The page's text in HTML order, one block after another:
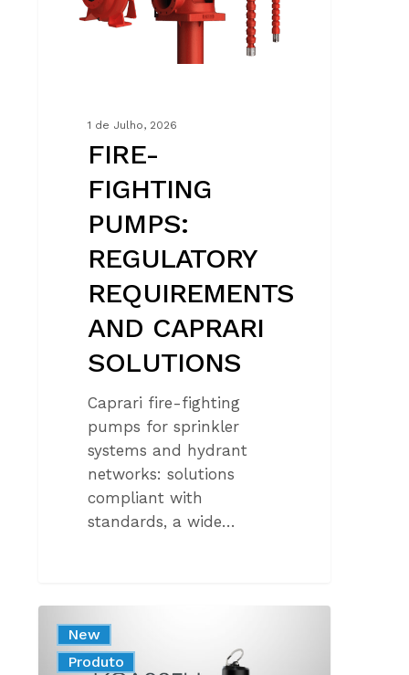
CAPRARI
1 de Julho, 2026
FIRE-
FIGHTING
PUMPS:
REGULATORY
REQUIREMENTS
AND CAPRARI
SOLUTIONS
Caprari fire-fighting
pumps for sprinkler
systems and hydrant
networks: solutions
compliant with
standards, a wide…
POLOS:
New
Produto